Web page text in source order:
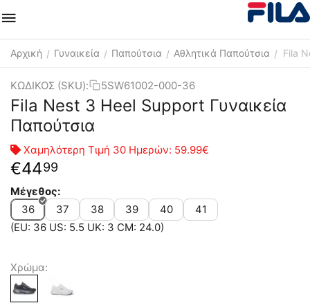
Αρχική / Γυναικεία / Παπούτσια / Αθλητικά Παπούτσια / Fila
ΚΩΔΙΚΟΣ (SKU): 5SW61002-000-36
Fila Nest 3 Heel Support Γυναικεία
Παπούτσια
Χαμηλότερη Τιμή 30 Ημερών: 59.99€
€4499
Μέγεθος:
36
37 38 39 40
41
(EU: 36 US: 5.5 UK: 3 CM: 24.0)
Χρώμα: